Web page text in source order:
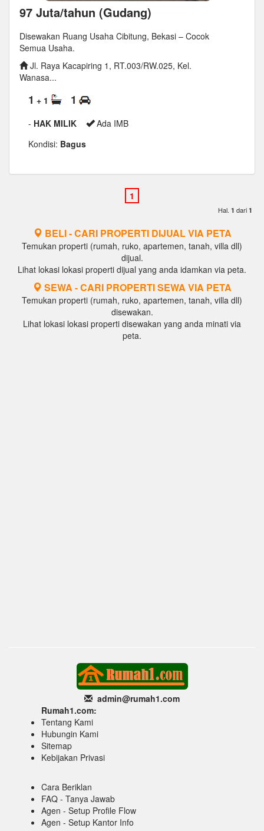
97 Juta/tahun (Gudang)
Disewakan Ruang Usaha Cibitung, Bekasi – Cocok
Semua Usaha.
Jl. Raya Kacapiring 1, RT.003/RW.025, Kel.
Wanasa...
1 + 1 1
- HAK MILIK
Ada IMB
Kondisi: Bagus
Hal. 1 dari 1
BELI - CARI PROPERTI DIJUAL VIA PETA
Temukan properti (rumah, ruko, apartemen, tanah, villa dll)
dijual.
Lihat lokasi lokasi properti dijual yang anda idamkan via peta.
SEWA - CARI PROPERTI SEWA VIA PETA
Temukan properti (rumah, ruko, apartemen, tanah, villa dll)
disewakan.
Lihat lokasi lokasi properti disewakan yang anda minati via
peta.
admin@rumah1.com
Rumah1.com:
Tentang Kami
Hubungin Kami
Sitemap
Kebijakan Privasi
Cara Beriklan
FAQ - Tanya Jawab
Agen - Setup Profile Flow
Agen - Setup Kantor Info